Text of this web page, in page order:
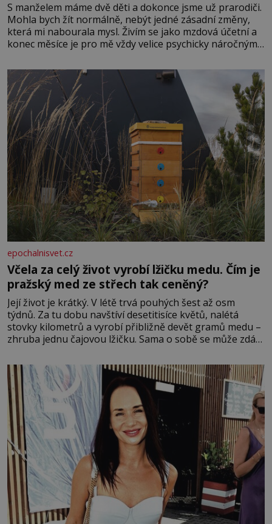
S manželem máme dvě děti a dokonce jsme už prarodiči.
Mohla bych žít normálně, nebýt jedné zásadní změny,
která mi nabourala mysl. Živím se jako mzdová účetní a
konec měsíce je pro mě vždy velice psychicky náročným
dál častěji volá o pomoc, co se hlídání týče. Dalo by se
epochalnisvet.cz
Včela za celý život vyrobí lžičku medu. Čím je
pražský med ze střech tak ceněný?
Její život je krátký. V létě trvá pouhých šest až osm
týdnů. Za tu dobu navštíví desetitisíce květů, nalétá
stovky kilometrů a vyrobí přibližně devět gramů medu –
zhruba jednu čajovou lžičku. Sama o sobě se může zdát
tisíc příslušnic svého včelstva, vznikne jeden z
nejdokonalejších organismů